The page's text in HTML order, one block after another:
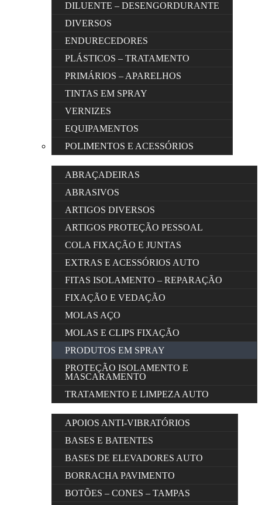
DILUENTE – DESENGORDURANTE
DIVERSOS
ENDURECEDORES
PLÁSTICOS – TRATAMENTO
PRIMÁRIOS – APARELHOS
TINTAS EM SPRAY
VERNIZES
EQUIPAMENTOS
POLIMENTOS E ACESSÓRIOS
ABRAÇADEIRAS
ABRASIVOS
ARTIGOS DIVERSOS
ARTIGOS PROTEÇÃO PESSOAL
COLA FIXAÇÃO E JUNTAS
EXTRAS E ACESSÓRIOS AUTO
FITAS ISOLAMENTO – REPARAÇÃO
FIXAÇÃO E VEDAÇÃO
MOLAS AÇO
MOLAS E CLIPS FIXAÇÃO
PRODUTOS EM SPRAY
PROTEÇÃO ISOLAMENTO E
MASCARAMENTO
TRATAMENTO E LIMPEZA AUTO
APOIOS ANTI-VIBRATÓRIOS
BASES E BATENTES
BASES DE ELEVADORES AUTO
BORRACHA PAVIMENTO
BOTÕES – CONES – TAMPAS